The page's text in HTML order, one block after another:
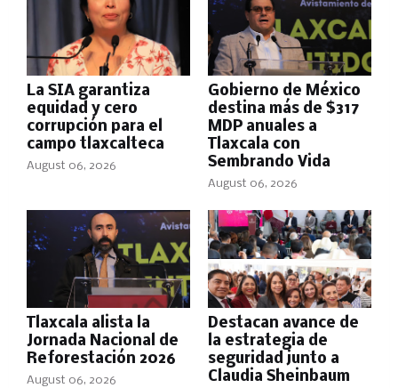
La SIA garantiza
equidad y cero
corrupción para el
campo tlaxcalteca
August 06, 2026
Gobierno de México
destina más de $317
MDP anuales a
Tlaxcala con
Sembrando Vida
August 06, 2026
Tlaxcala alista la
Jornada Nacional de
Reforestación 2026
August 06, 2026
Destacan avance de
la estrategia de
seguridad junto a
Claudia Sheinbaum